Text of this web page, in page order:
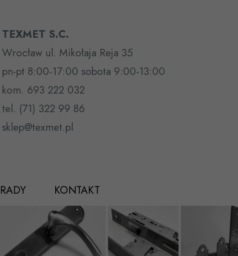
TEXMET S.C.
Wrocław ul. Mikołaja Reja 35
pn-pt 8:00-17:00 sobota 9:00-13:00
kom. 693 222 032
tel. (71) 322 99 86
sklep@texmet.pl
KONTAKT